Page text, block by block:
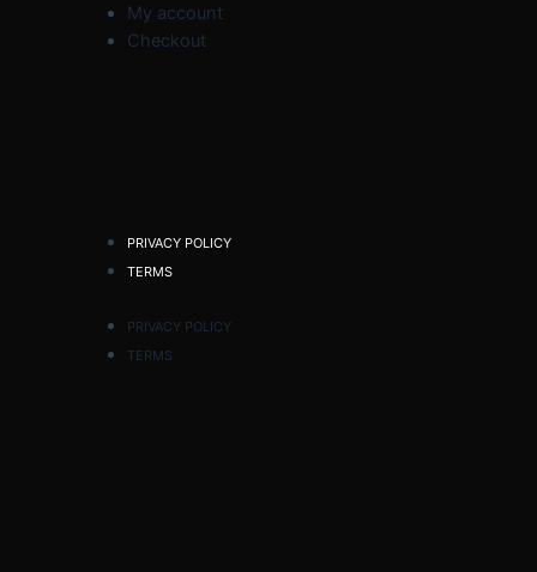
My account
Checkout
PRIVACY POLICY
TERMS
PRIVACY POLICY
TERMS